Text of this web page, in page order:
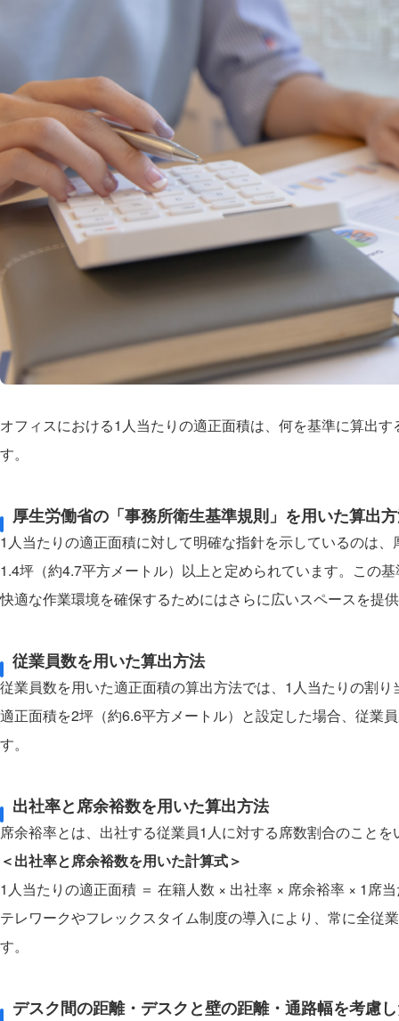
オフィスにおける1人当たりの適正面積は、何を基準に算出
す。
厚生労働省の「事務所衛生基準規則」を用いた算出
1人当たりの適正面積に対して明確な指針を示しているのは
1.4坪（約4.7平方メートル）以上と定められています。この
快適な作業環境を確保するためにはさらに広いスペースを提
従業員数を用いた算出方法
従業員数を用いた適正面積の算出方法では、1人当たりの割
適正面積を2坪（約6.6平方メートル）と設定した場合、従業
す。
出社率と席余裕数を用いた算出方法
席余裕率とは、出社する従業員1人に対する席数割合のことを
＜出社率と席余裕数を用いた計算式＞
1人当たりの適正面積 ＝ 在籍人数 × 出社率 × 席余裕率 × 1席
テレワークやフレックスタイム制度の導入により、常に全従
す。
デスク間の距離・デスクと壁の距離・通路幅を考慮